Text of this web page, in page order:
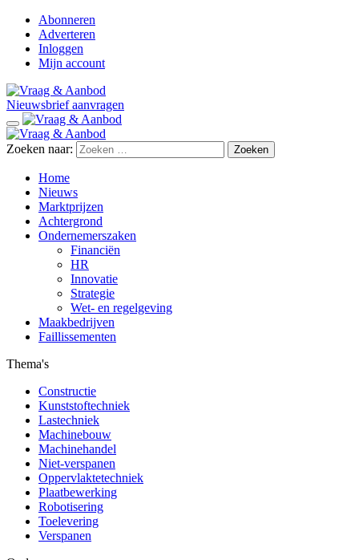
Abonneren
Adverteren
Inloggen
Mijn account
Nieuwsbrief aanvragen
Zoeken naar:
Home
Nieuws
Marktprijzen
Achtergrond
Ondernemerszaken
Financiën
HR
Innovatie
Strategie
Wet- en regelgeving
Maakbedrijven
Faillissementen
Thema's
Constructie
Kunststoftechniek
Lastechniek
Machinebouw
Machinehandel
Niet-verspanen
Oppervlaktetechniek
Plaatbewerking
Robotisering
Toelevering
Verspanen